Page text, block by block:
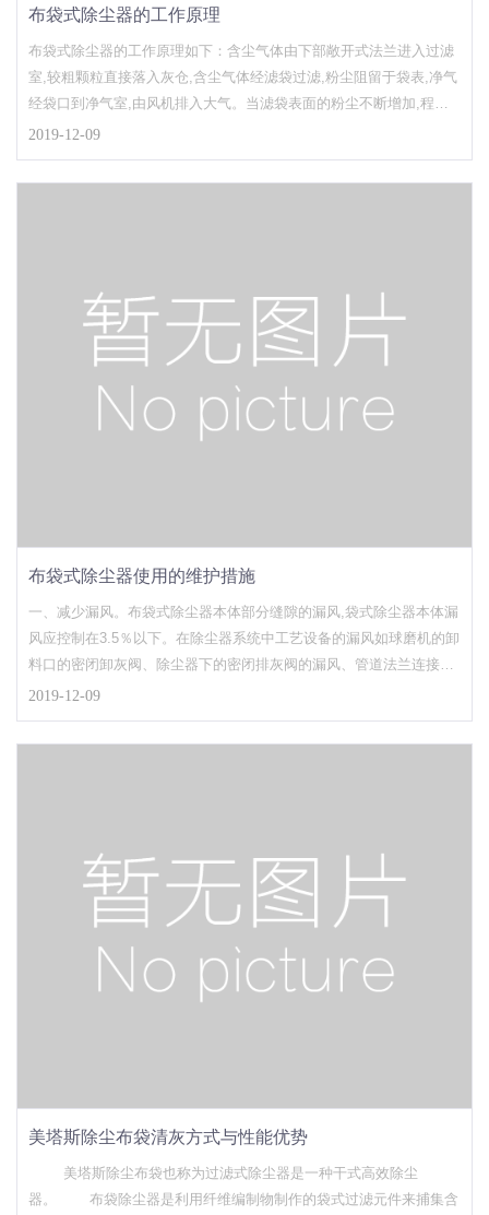
布袋式除尘器的工作原理
布袋式除尘器的工作原理如下：含尘气体由下部敞开式法兰进入过滤
室,较粗颗粒直接落入灰仓,含尘气体经滤袋过滤,粉尘阻留于袋表,净气
经袋口到净气室,由风机排入大气。当滤袋表面的粉尘不断增加,程控
仪开始工作,逐个开启脉冲阀,使压缩空气通过喷口对滤袋进行喷吹清
灰,使滤袋突然膨胀,在反向气流的作用下,赋予袋表的粉尘迅速脱离滤
袋落入灰仓,粉尘由卸灰阀排出。
2019-12-09
布袋式除尘器使用的维护措施
一、减少漏风。布袋式除尘器本体部分缝隙的漏风,袋式除尘器本体漏
风应控制在3.5％以下。在除尘器系统中工艺设备的漏风如球磨机的卸
料口的密闭卸灰阀、除尘器下的密闭排灰阀的漏风、管道法兰连接处
等,这些都往往被维护管理人员所忽视,因而,增加了不必要的漏风量,恶
除尘器内设远红外电加热器、电热器,或者在袋室内增设暖气片,可以
2019-12-09
美塔斯除尘布袋清灰方式与性能优势
美塔斯除尘布袋也称为过滤式除尘器是一种干式高效除尘
器。 布袋除尘器是利用纤维编制物制作的袋式过滤元件来捕集含